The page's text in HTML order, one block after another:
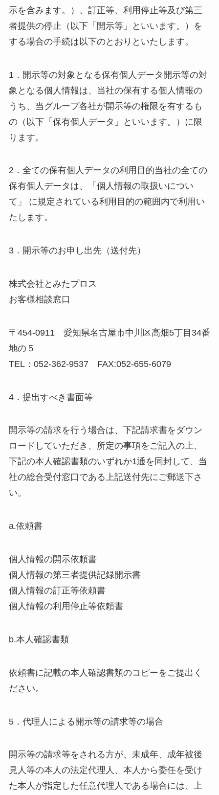
示を含みます。）、訂正等、利用停止等及び第三
者提供の停止（以下「開示等」といいます。）を
する場合の手続は以下のとおりといたします。
1．開示等の対象となる保有個人データ開示等の対
象となる個人情報は、当社の保有する個人情報の
うち、当グループ各社が開示等の権限を有するも
の（以下「保有個人データ」といいます。）に限
ります。
2．全ての保有個人データの利用目的当社の全ての
保有個人データは、「個人情報の取扱いについ
て」 に規定されている利用目的の範囲内で利用い
たします。
3．開示等のお申し出先（送付先）
株式会社とみたプロス
お客様相談窓口
〒454-0911 愛知県名古屋市中川区高畑5丁目34番
地の５
TEL：052-362-9537 FAX:052-655-6079
4．提出すべき書面等
開示等の請求を行う場合は、下記請求書をダウン
ロードしていただき、所定の事項をご記入の上、
下記の本人確認書類のいずれか1通を同封して、当
社の総合受付窓口である上記送付先にご郵送下さ
い。
a.依頼書
個人情報の開示依頼書
個人情報の第三者提供記録開示書
個人情報の訂正等依頼書
個人情報の利用停止等依頼書
b.本人確認書類
依頼書に記載の本人確認書類のコピーをご提出く
ださい。
5．代理人による開示等の請求等の場合
開示等の請求等をされる方が、未成年、成年被後
見人等の本人の法定代理人、本人から委任を受け
た本人が指定した任意代理人である場合には、上